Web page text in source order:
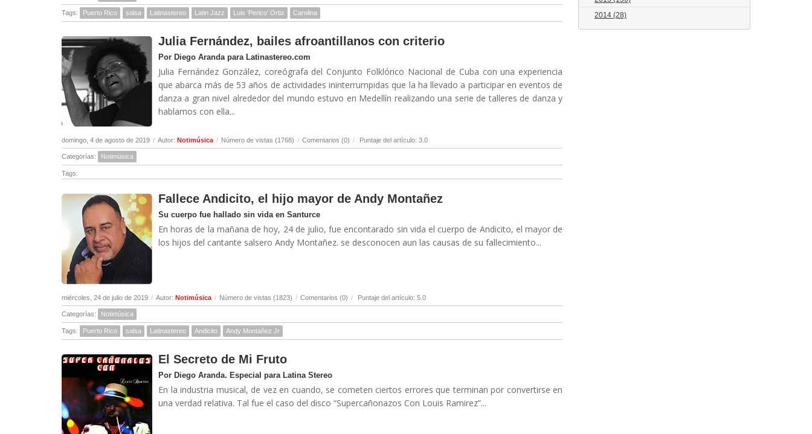
Tags: Puerto Rico salsa Latinastereo Latin Jazz Luis 'Perico' Ortiz Carolina
Julia Fernández, bailes afroantillanos con criterio
Por Diego Aranda para Latinastereo.com
Julia Fernández González, coreógrafa del Conjunto Folklórico Nacional de Cuba con una experiencia
que abarca más de 53 años de actividades ininterrumpidas que la ha llevado a participar en eventos de
danza a gran nivel alrededor del mundo estuvo en Medellín realizando una serie de talleres de danza y
hablamos con ella...
domingo, 4 de agosto de 2019 / Autor: Notimúsica / Número de vistas (1768) / Comentarios (0) / Puntaje del artículo: 3.0
Categorías: Notimúsica
Tags:
Fallece Andicito, el hijo mayor de Andy Montañez
Su cuerpo fue hallado sin vida en Santurce
En horas de la mañana de hoy, 24 de julio, fue encontarado sin vida el cuerpo de Andicito, el mayor de
los hijos del cantante salsero Andy Montañez. se desconocen aun las causas de su fallecimiento...
miércoles, 24 de julio de 2019 / Autor: Notimúsica / Número de vistas (1823) / Comentarios (0) / Puntaje del artículo: 5.0
Categorías: Notimúsica
Tags: Puerto Rico salsa Latinastereo Andicito Andy Montañez Jr
El Secreto de Mi Fruto
Por Diego Aranda. Especial para Latina Stereo
En la industria musical, de vez en cuando, se cometen ciertos errores que terminan por convertirse en
una verdad relativa. Tal fue el caso del disco “Supercañonazos Con Louis Ramirez”...
2014 (28)